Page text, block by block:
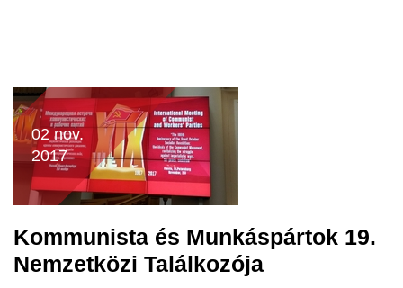
02 nov.
2017
Kommunista és Munkáspártok 19.
Nemzetközi Találkozója